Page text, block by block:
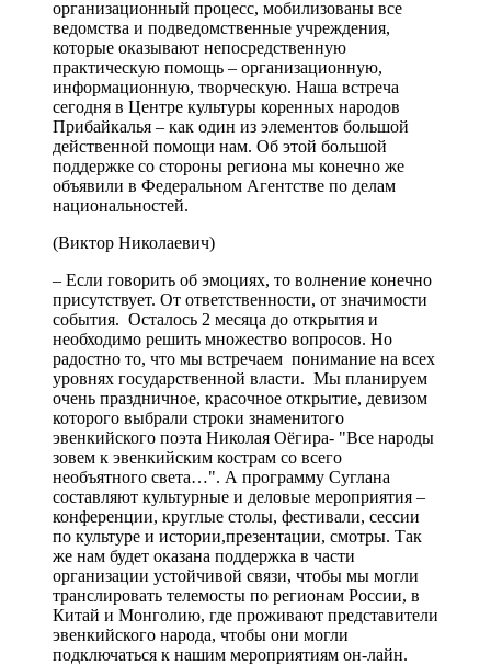
организационный процесс, мобилизованы все
ведомства и подведомственные учреждения,
которые оказывают непосредственную
практическую помощь – организационную,
информационную, творческую. Наша встреча
сегодня в Центре культуры коренных народов
Прибайкалья – как один из элементов большой
действенной помощи нам. Об этой большой
поддержке со стороны региона мы конечно же
объявили в Федеральном Агентстве по делам
национальностей.
(Виктор Николаевич)
– Если говорить об эмоциях, то волнение конечно
присутствует. От ответственности, от значимости
события. Осталось 2 месяца до открытия и
необходимо решить множество вопросов. Но
радостно то, что мы встречаем понимание на всех
уровнях государственной власти. Мы планируем
очень праздничное, красочное открытие, девизом
которого выбрали строки знаменитого
эвенкийского поэта Николая Оёгира- "Все народы
зовем к эвенкийским кострам со всего
необъятного света…". А программу Суглана
составляют культурные и деловые мероприятия –
конференции, круглые столы, фестивали, сессии
по культуре и истории,презентации, смотры. Так
же нам будет оказана поддержка в части
организации устойчивой связи, чтобы мы могли
транслировать телемосты по регионам России, в
Китай и Монголию, где проживают представители
эвенкийского народа, чтобы они могли
подключаться к нашим мероприятиям он-лайн.